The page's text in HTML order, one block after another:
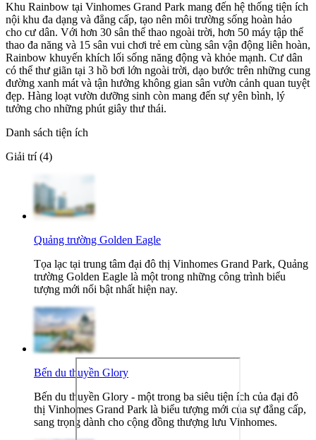
Khu Rainbow tại Vinhomes Grand Park mang đến hệ thống tiện ích
nội khu đa dạng và đẳng cấp, tạo nên môi trường sống hoàn hảo
cho cư dân. Với hơn 30 sân thể thao ngoài trời, hơn 50 máy tập thể
thao đa năng và 15 sân vui chơi trẻ em cùng sân vận động liên hoàn,
Rainbow khuyến khích lối sống năng động và khỏe mạnh. Cư dân
có thể thư giãn tại 3 hồ bơi lớn ngoài trời, dạo bước trên những cung
đường xanh mát và tận hưởng không gian sân vườn cảnh quan tuyệt
đẹp. Hàng loạt vườn dưỡng sinh còn mang đến sự yên bình, lý
tưởng cho những phút giây thư thái.
Danh sách tiện ích
Giải trí (4)
Quảng trường Golden Eagle
Tọa lạc tại trung tâm đại đô thị Vinhomes Grand Park, Quảng
trường Golden Eagle là một trong những công trình biểu
tượng mới nổi bật nhất hiện nay.
Bến du thuyền Glory
Bến du thuyền Glory - một trong ba siêu tiện ích của đại đô
thị Vinhomes Grand Park là biểu tượng mới của sự đẳng cấp,
sang trọng dành cho cộng đồng thượng lưu Vinhomes.